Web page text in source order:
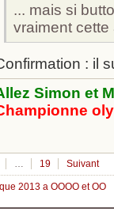
... mais si
vraiment cette
: il
Simon et
19 Suivant
2013 a OOOO et OO